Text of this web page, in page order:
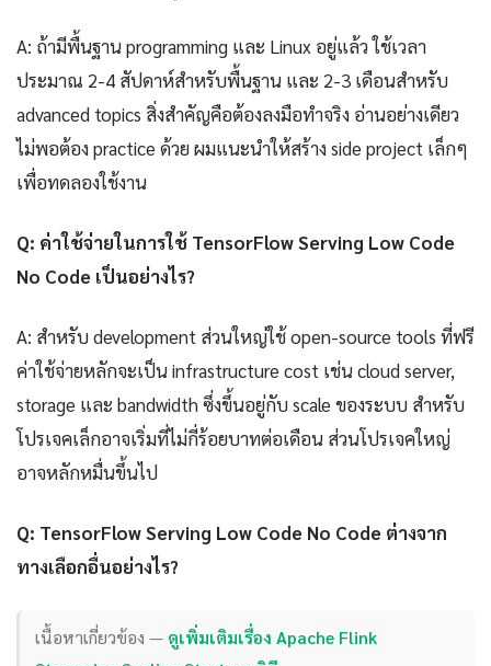
A: ถ้ามีพื้นฐาน programming และ Linux อยู่แล้ว ใช้เวลา
ประมาณ 2-4 สัปดาห์สำหรับพื้นฐาน และ 2-3 เดือนสำหรับ
advanced topics สิ่งสำคัญคือต้องลงมือทำจริง อ่านอย่างเดียว
ไม่พอต้อง practice ด้วย ผมแนะนำให้สร้าง side project เล็กๆ
เพื่อทดลองใช้งาน
Q: ค่าใช้จ่ายในการใช้ TensorFlow Serving Low Code
No Code เป็นอย่างไร?
A: สำหรับ development ส่วนใหญ่ใช้ open-source tools ที่ฟรี
ค่าใช้จ่ายหลักจะเป็น infrastructure cost เช่น cloud server,
storage และ bandwidth ซึ่งขึ้นอยู่กับ scale ของระบบ สำหรับ
โปรเจคเล็กอาจเริ่มที่ไม่กี่ร้อยบาทต่อเดือน ส่วนโปรเจคใหญ่
อาจหลักหมื่นขึ้นไป
Q: TensorFlow Serving Low Code No Code ต่างจาก
ทางเลือกอื่นอย่างไร?
เนื้อหาเกี่ยวข้อง — ดูเพิ่มเติมเรื่อง Apache Flink